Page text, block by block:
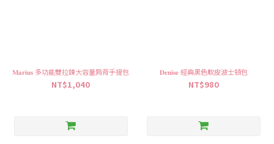
𝐌𝐚𝐫𝐢𝐮𝐬 多功能雙拉鍊大容量肩背手提包
NT$1,040
𝐃𝐞𝐧𝐢𝐬𝐞 經典黑色軟皮波士頓包
NT$980